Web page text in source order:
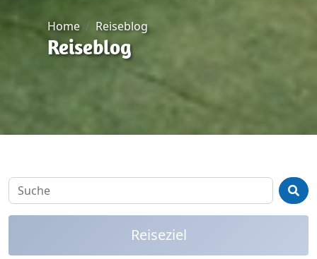
Home Reiseblog
Reiseblog
Reiseziel